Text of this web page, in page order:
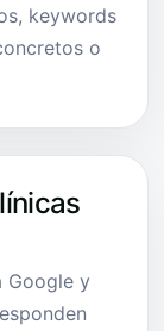
keywords
o
Google y